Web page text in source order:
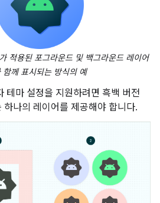
적용된 포그라운드 및 백그라운드 레이어
함께 표시되는 방식의 예
테마 설정을 지원하려면 흑백 버전
하나의 레이어를 제공해야 합니다.